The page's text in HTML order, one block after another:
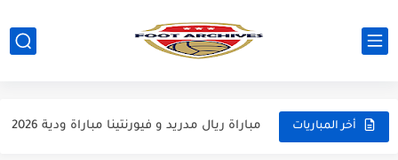
أخر المباريات
مباراة مانشستر يونايتد و اتلتيكو مدريد مباراة ودية 2026
مباراة ريال مدريد و فيورنتينا مباراة ودية 2026